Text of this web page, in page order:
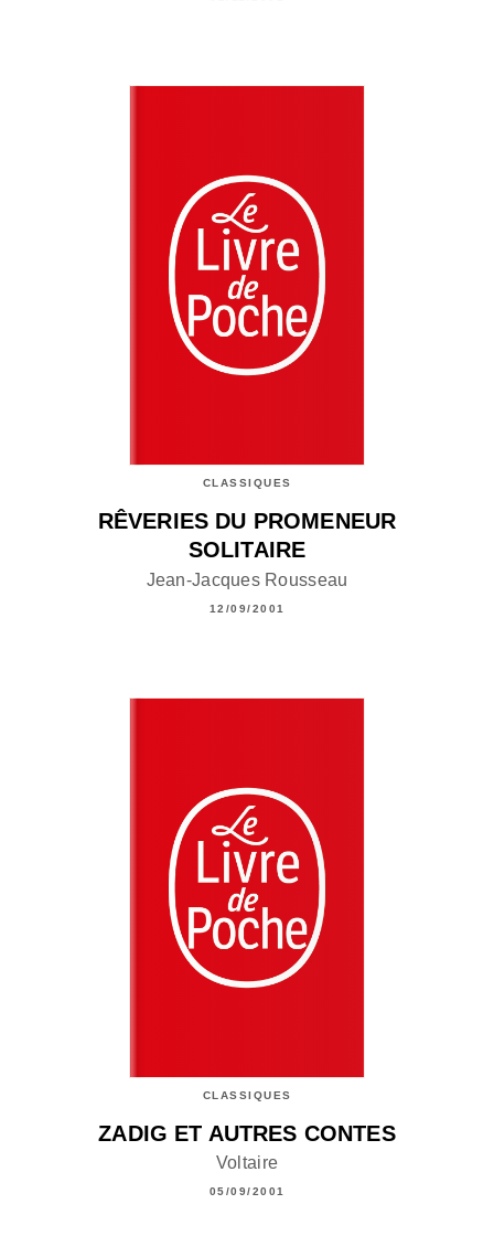
CLASSIQUES
RÊVERIES DU PROMENEUR
SOLITAIRE
Jean-Jacques Rousseau
12/09/2001
CLASSIQUES
ZADIG ET AUTRES CONTES
Voltaire
05/09/2001